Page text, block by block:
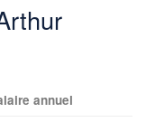
annuel